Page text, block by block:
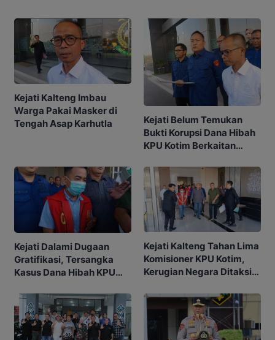
Kejati Kalteng Imbau
Warga Pakai Masker di
Tengah Asap Karhutla
Kejati Belum Temukan
Bukti Korupsi Dana Hibah
KPU Kotim Berkaitan
Kejati Dalami Dugaan
Gratifikasi, Tersangka
Kasus Dana Hibah KPU
Kejati Kalteng Tahan Lima
Komisioner KPU Kotim,
Kerugian Negara Ditaksir